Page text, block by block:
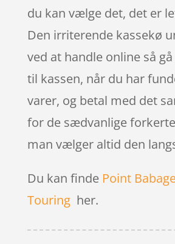
du kan vælge det, det er
Den irriterende kassekø
ved at handle online så
til kassen, når du har
varer, og betal med det
for de sædvanlige
man vælger altid den
Du kan finde Point
Touringher.